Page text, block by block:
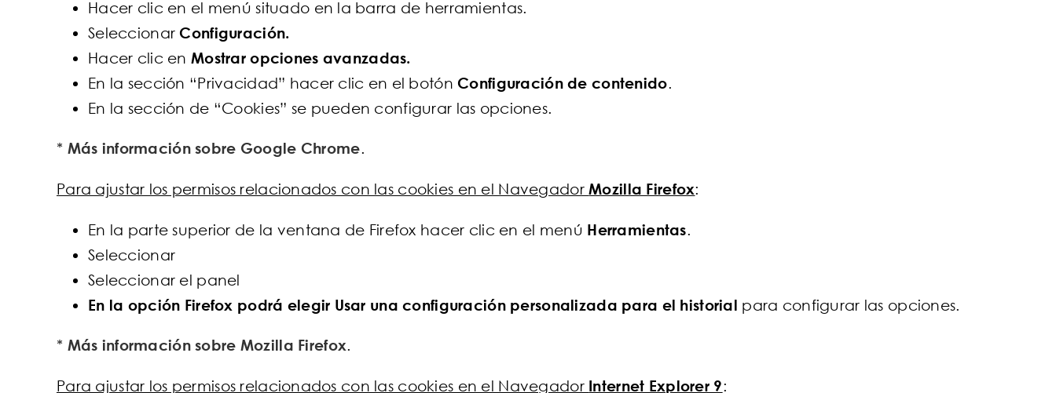
Hacer clic en el menú situado en la barra de herramientas.
Seleccionar Configuración.
Hacer clic en Mostrar opciones avanzadas.
En la sección “Privacidad” hacer clic en el botón Configuración de contenido.
En la sección de “Cookies” se pueden configurar las opciones.
* Más información sobre Google Chrome.
Para ajustar los permisos relacionados con las cookies en el NavegadorMozilla Firefox:
En la parte superior de la ventana de Firefox hacer clic en el menú Herramientas.
Seleccionar
Seleccionar el panel
En la opción Firefox podrá elegir Usar una configuración personalizada para el historial para configurar las opciones.
* Más información sobre Mozilla Firefox.
Para ajustar los permisos relacionados con las cookies en el Navegador Internet Explorer 9: